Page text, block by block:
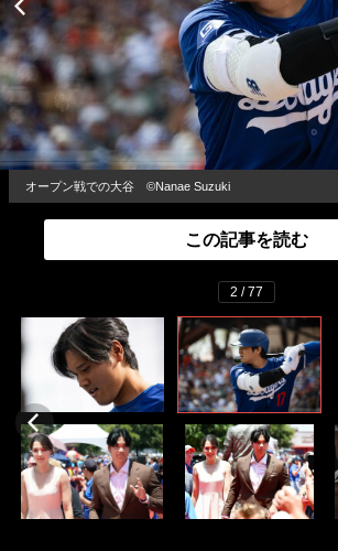
オープン戦での大谷 ©Nanae Suzuki
この記事を読む
2 / 77